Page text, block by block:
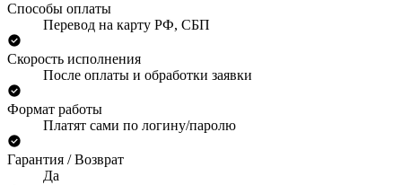
Способы оплаты
Перевод на карту РФ, СБП
Скорость исполнения
После оплаты и обработки заявки
Формат работы
Платят сами по логину/паролю
Гарантия / Возврат
Да